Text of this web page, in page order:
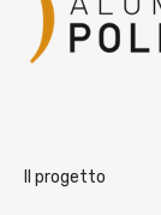
Il progetto